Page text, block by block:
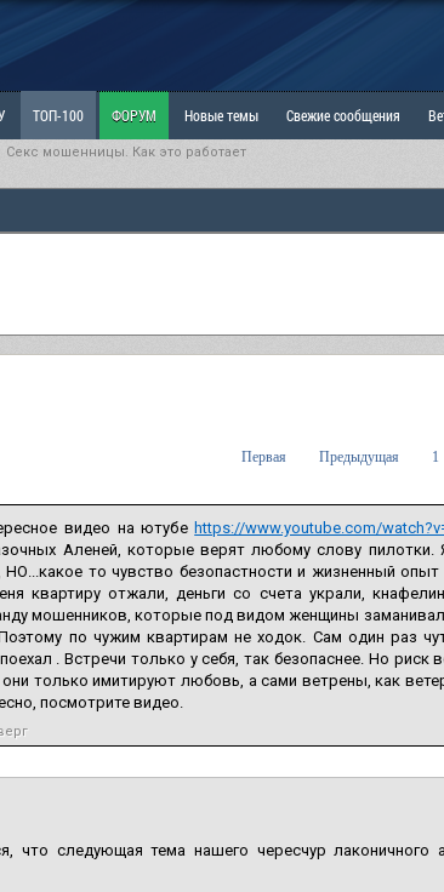
ТОП-100 ФОРУМ Новые темы Свежие сообщения
РАЗДЕЛ: Мы и Женщины
Секс мошенницы. Как это работает
Первая Предыдущая 1
видео на ютубе https://www.youtube.com/
Аленей, которые верят любому слову
НО...какое то чувство безопастности и жизненный
квартиру отжали, деньги со счета украли,
мошенников, которые под видом женщины
Поэтому по чужим квартирам не ходок. Сам один раз
. Встречи только у себя, так безопаснее. Но риск
только имитируют любовь, а сами ветрены, как
посмотрите видео.
что следующая тема нашего чересчур